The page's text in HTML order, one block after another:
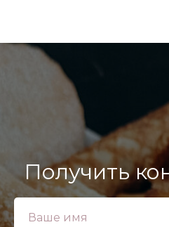
Получить